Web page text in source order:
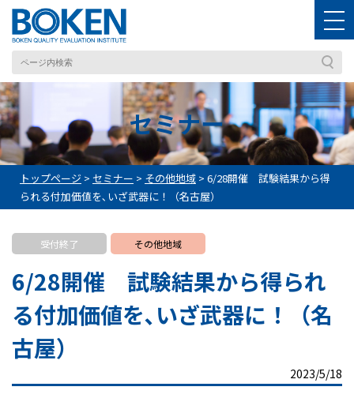
セミナー
トップページ > セミナー > その他地域 > 6/28開催 試験結果から得
られる付加価値を､いざ武器に！（名古屋）
受付終了 その他地域
6/28開催 試験結果から得られ
る付加価値を､いざ武器に！（名
古屋）
2023/5/18